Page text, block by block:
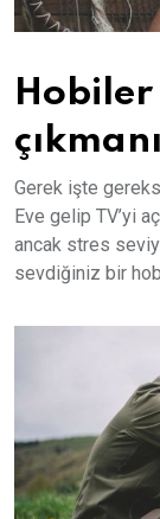
Gerek işte
Eve gelip TV’yi
ancak stres
sevdiğiniz bir